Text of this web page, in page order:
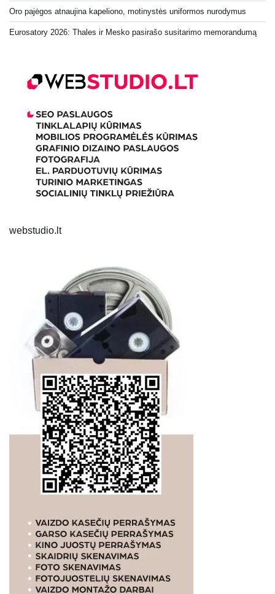
Oro pajėgos atnaujina kapeliono, motinystės uniformos nurodymus
Eurosatory 2026: Thales ir Mesko pasirašo susitarimo memorandumą
webstudio.lt